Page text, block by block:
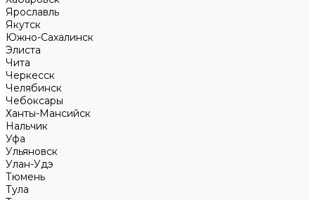
Ярославль
Якутск
Южно-Сахалинск
Элиста
Чита
Черкесск
Челябинск
Чебоксары
Ханты-Мансийск
Нальчик
Уфа
Ульяновск
Улан-Удэ
Тюмень
Тула